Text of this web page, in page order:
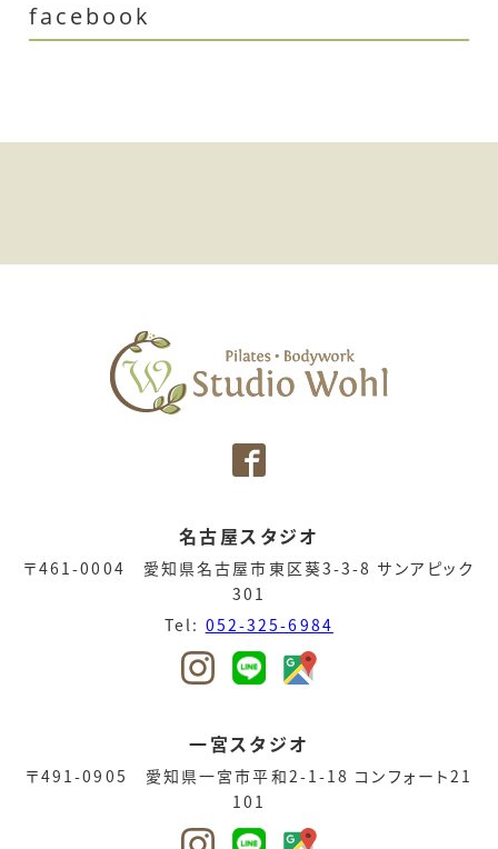
facebook
名古屋スタジオ
〒461-0004 愛知県名古屋市東区葵3-3-8 サンアピック
301
Tel: 052-325-6984
一宮スタジオ
〒491-0905 愛知県一宮市平和2-1-18 コンフォート21
101